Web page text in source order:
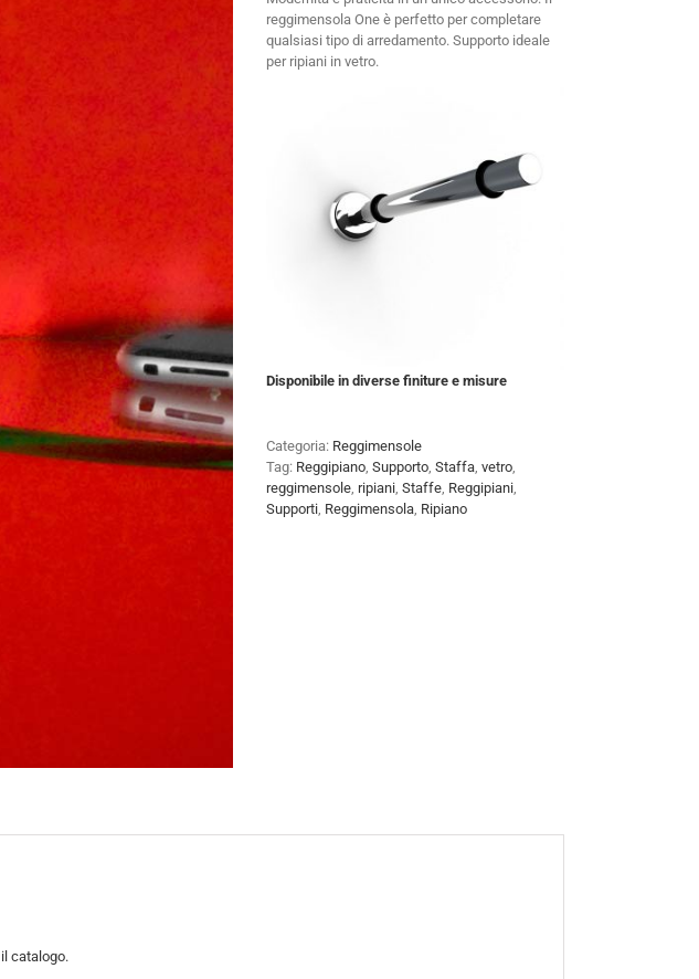
reggimensola One è perfetto per completare
qualsiasi tipo di arredamento. Supporto ideale
per ripiani in vetro.
Disponibile in diverse finiture e misure
Categoria: Reggimensole
Tag: Reggipiano, Supporto, Staffa, vetro,
reggimensole, ripiani, Staffe, Reggipiani,
Supporti, Reggimensola, Ripiano
catalogo.